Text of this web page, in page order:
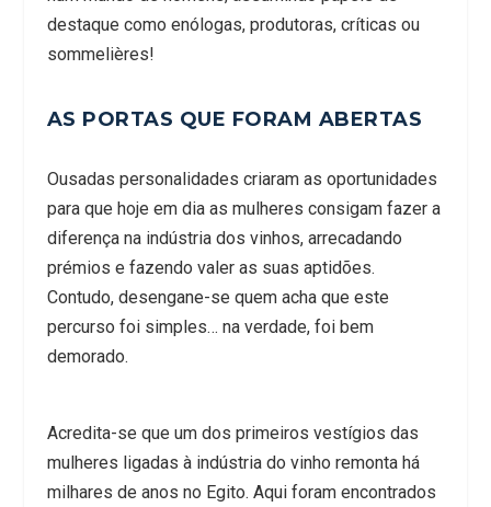
destaque como enólogas, produtoras, críticas ou
sommelières!
AS PORTAS QUE FORAM ABERTAS
Ousadas personalidades criaram as oportunidades
para que hoje em dia as mulheres consigam fazer a
diferença na indústria dos vinhos, arrecadando
prémios e fazendo valer as suas aptidões.
Contudo, desengane-se quem acha que este
percurso foi simples… na verdade, foi bem
demorado.
Acredita-se que um dos primeiros vestígios das
mulheres ligadas à indústria do vinho remonta há
milhares de anos no Egito. Aqui foram encontrados